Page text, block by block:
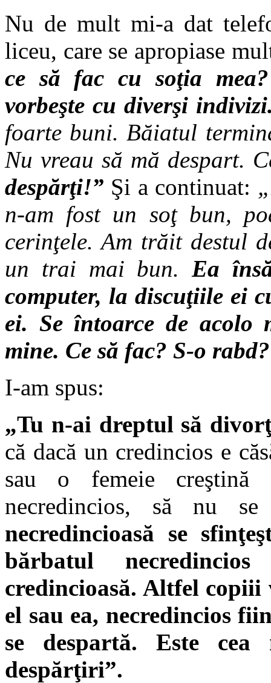
Nu de mult mi-a dat
liceu, care se apropiase
ce să fac cu soţia
vorbeşte cu diverşi
foarte buni. Băiatul
Nu vreau să mă despart.
despărţi!” Şi a continuat:
n-am fost un soţ bun,
cerinţele. Am trăit destul
un trai mai bun. Ea
computer, la discuţiile ei
ei. Se întoarce de
mine. Ce să fac? S-o
I-am spus:
„Tu n-ai dreptul să
că dacă un credincios e
sau o femeie creştină
necredincios, să nu
necredincioasă se
bărbatul
credincioasă. Altfel
el sau ea, necredincios
se despartă. Este
despărţiri”.